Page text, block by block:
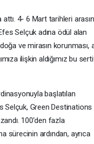
4- 6 Mart tarihleri
Selçuk adına ödül alan
ve mirasın korunması,
ilişkin aldığımız bu
başlatılan
Selçuk, Green Destinations
100’den fazla
sürecinin ardından, ayrıca